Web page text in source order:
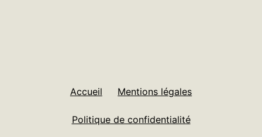
Accueil Mentions légales
Politique de confidentialité